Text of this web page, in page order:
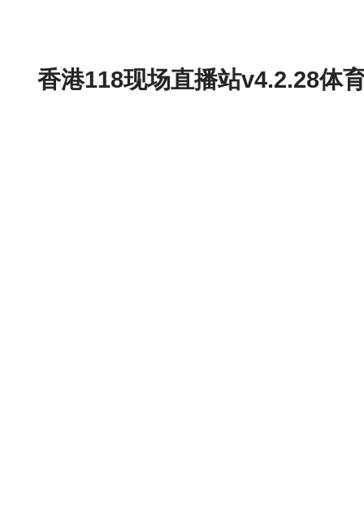
香港118现场直播站v4.2.28体